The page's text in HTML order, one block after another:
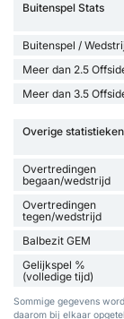
Buitenspel Stats
Buitenspel /
Meer dan 2.5
Meer dan 3.5
Overige statistieken
Overtredingen
begaan/wedstrijd
Overtredingen
tegen/wedstrijd
Balbezit GEM
Gelijkspel %
(volledige tijd)
Sommige gegevens
daarom bij elkaar